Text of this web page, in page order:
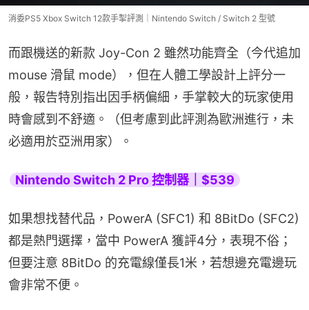
消委PS5 Xbox Switch 12款手掣評測｜Nintendo Switch / Switch 2 型號
而跟機送的新款 Joy-Con 2 雖然功能齊全（今代追加
mouse 滑鼠 mode），但在人體工學設計上評分一
般，報告特別指出因手柄偏細，手掌較大的玩家使用
時會感到不舒適。（但考慮到此評測為歐洲進行，未
必適用於亞洲用家）。
Nintendo Switch 2 Pro 控制器｜$539
如果想找替代品，PowerA (SFC1) 和 8BitDo (SFC2)
都是熱門選擇，當中 PowerA 獲評4分，表現不俗；
但要注意 8BitDo 的充電線僅長1米，若想邊充電邊玩
會非常不便。